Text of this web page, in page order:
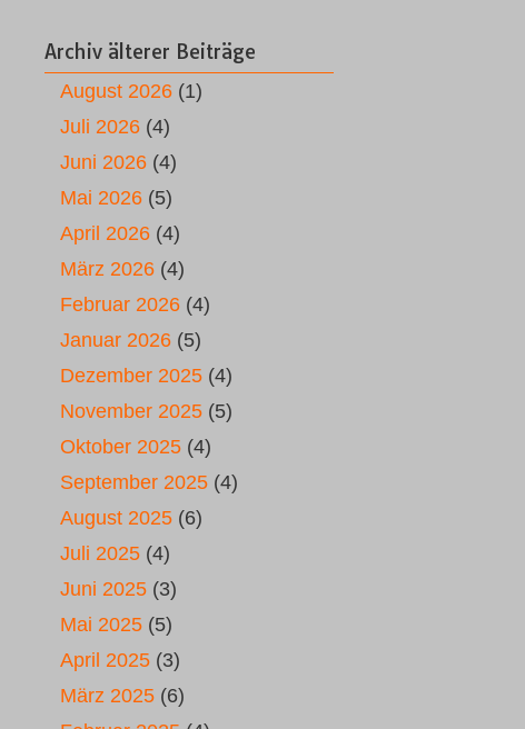
Archiv älterer Beiträge
August 2026 (1)
Juli 2026 (4)
Juni 2026 (4)
Mai 2026 (5)
April 2026 (4)
März 2026 (4)
Februar 2026 (4)
Januar 2026 (5)
Dezember 2025 (4)
November 2025 (5)
Oktober 2025 (4)
September 2025 (4)
August 2025 (6)
Juli 2025 (4)
Juni 2025 (3)
Mai 2025 (5)
April 2025 (3)
März 2025 (6)